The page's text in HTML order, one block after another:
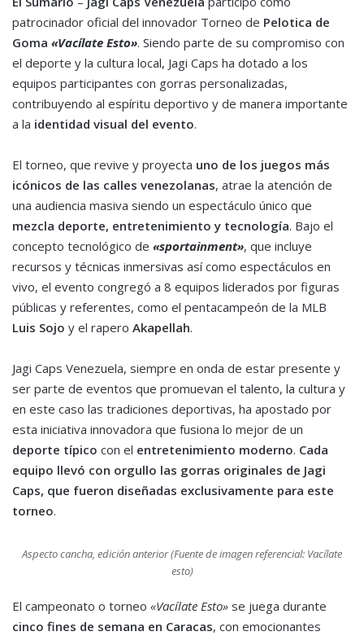
patrocinador oficial del innovador Torneo de Pelotica de
Goma «Vacílate Esto». Siendo parte de su compromiso con
el deporte y la cultura local, Jagi Caps ha dotado a los
equipos participantes con gorras personalizadas,
contribuyendo al espíritu deportivo y de manera importante
a la identidad visual del evento.
El torneo, que revive y proyecta uno de los juegos más
icónicos de las calles venezolanas, atrae la atención de
una audiencia masiva siendo un espectáculo único que
mezcla deporte, entretenimiento y tecnología. Bajo el
concepto tecnológico de «sportainment», que incluye
recursos y técnicas inmersivas así como espectáculos en
vivo, el evento congregó a 8 equipos liderados por figuras
públicas y referentes, como el pentacampeón de la MLB
Luis Sojo y el rapero Akapellah.
Jagi Caps Venezuela, siempre en onda de estar presente y
ser parte de eventos que promuevan el talento, la cultura y
en este caso las tradiciones deportivas, ha apostado por
esta iniciativa innovadora que fusiona lo mejor de un
deporte típico con el entretenimiento moderno. Cada
equipo llevó con orgullo las gorras originales de Jagi
Caps, que fueron diseñadas exclusivamente para este
torneo.
Aspecto cancha, edición anterior (Fuente de imagen referencial: Vacílate
esto)
El campeonato o torneo «Vacílate Esto» se juega durante
cinco fines de semana en Caracas, con emocionantes